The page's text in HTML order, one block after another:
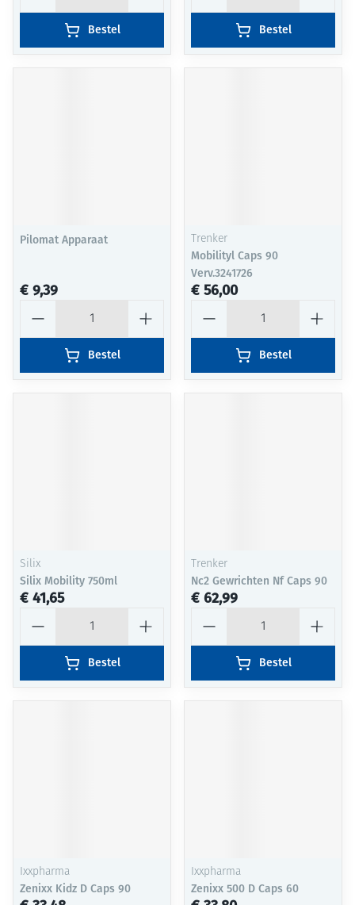
Bestel Bestel
Pilomat Apparaat
€ 9,39
Bestel
Trenker
Mobilityl Caps 90
Verv.3241726
€ 56,00
Bestel
Silix
Silix Mobility 750ml
€ 41,65
Bestel
Trenker
Nc2 Gewrichten Nf Caps 90
€ 62,99
Bestel
Ixxpharma
Zenixx Kidz D Caps 90
Ixxpharma
Zenixx 500 D Caps 60